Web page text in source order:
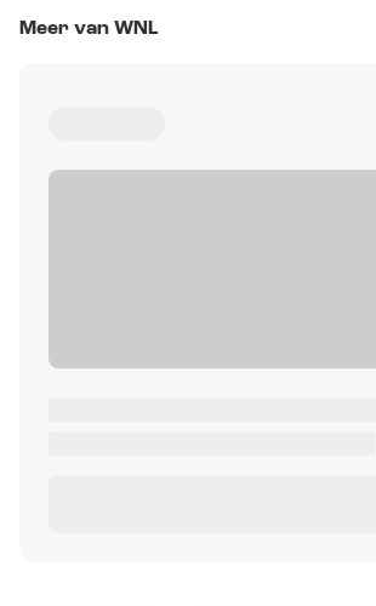
Meer van WNL